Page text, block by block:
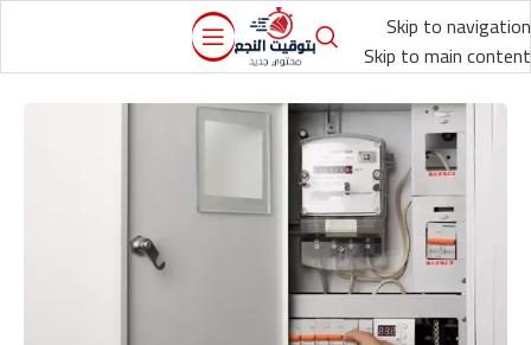
Skip to navigation
Skip to main content